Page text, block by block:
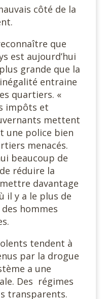
côté de la
que
est aujourd’hui
grande que la
entraine
quartiers. «
impôts et
mettent
une police bien
menacés.
beaucoup de
réduire la
davantage
il y a le plus de
des hommes
tendent à
par la drogue
a une
Des régimes
transparents.